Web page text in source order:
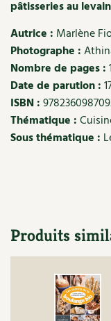
Soins et
Société et
Vivre l’écologie
Protéger la nature
Actions pour la
Archives
pâtisseries au
Autrice : Marlène
Photographe :
Nombre de pages :
Date de parution :
ISBN :
Thématique :
Sous thématique :
Produits